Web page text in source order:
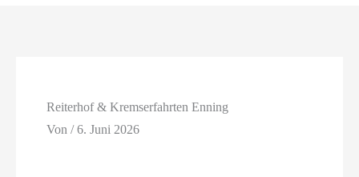
Reiterhof & Kremserfahrten Enning
Von/6. Juni 2026